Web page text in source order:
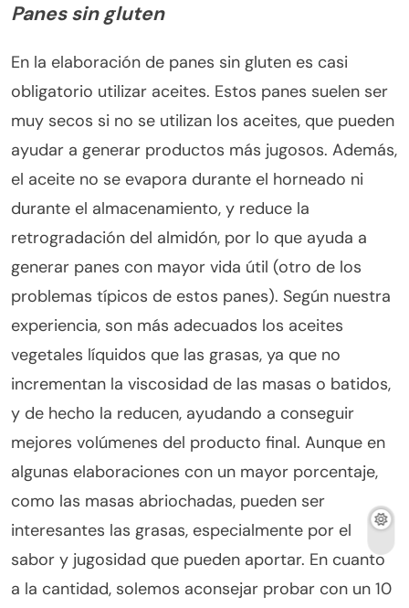
Panes sin gluten
En la elaboración de panes sin gluten es casi
obligatorio utilizar aceites. Estos panes suelen ser
muy secos si no se utilizan los aceites, que pueden
ayudar a generar productos más jugosos. Además,
el aceite no se evapora durante el horneado ni
durante el almacenamiento, y reduce la
retrogradación del almidón, por lo que ayuda a
generar panes con mayor vida útil (otro de los
problemas típicos de estos panes). Según nuestra
experiencia, son más adecuados los aceites
vegetales líquidos que las grasas, ya que no
incrementan la viscosidad de las masas o batidos,
y de hecho la reducen, ayudando a conseguir
mejores volúmenes del producto final. Aunque en
algunas elaboraciones con un mayor porcentaje,
como las masas abriochadas, pueden ser
interesantes las grasas, especialmente por el
sabor y jugosidad que pueden aportar. En cuanto
a la cantidad, solemos aconsejar probar con un 10